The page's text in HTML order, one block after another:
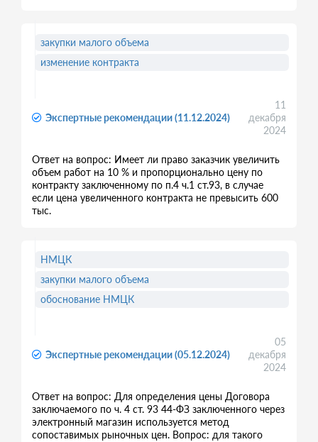
Экспертные рекомендации (11.12.2024)
11
декабря
2024
Ответ на вопрос: Имеет ли право заказчик увеличить
объем работ на 10 % и пропорционально цену по
контракту заключенному по п.4 ч.1 ст.93, в случае
если цена увеличенного контракта не превысить 600
тыс.
закупки малого объема
изменение контракта
Экспертные рекомендации (05.12.2024)
05
декабря
2024
Ответ на вопрос: Для определения цены Договора
заключаемого по ч. 4 ст. 93 44-ФЗ заключенного через
электронный магазин используется метод
сопоставимых рыночных цен. Вопрос: для такого
НМЦК
закупки малого объема
обоснование НМЦК